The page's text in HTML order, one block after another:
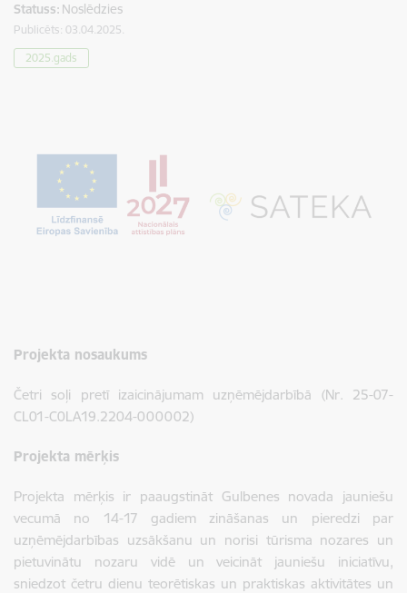
Statuss: Noslēdzies
Publicēts: 03.04.2025.
2025.gads
Projekta nosaukums
Četri soļi pretī izaicinājumam uzņēmējdarbībā (Nr. 25-07-
CL01-C0LA19.2204-000002)
Projekta mērķis
Projekta mērķis ir paaugstināt Gulbenes novada jauniešu
vecumā no 14-17 gadiem zināšanas un pieredzi par
uzņēmējdarbības uzsākšanu un norisi tūrisma nozares un
pietuvinātu nozaru vidē un veicināt jauniešu iniciatīvu,
sniedzot četru dienu teorētiskas un praktiskas aktivitātes un